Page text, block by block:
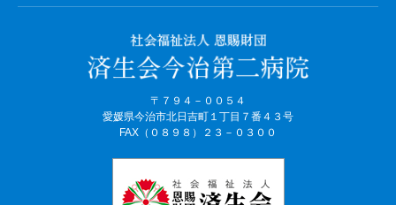
〒７９４－００５４
愛媛県今治市北日吉町１丁目７番４３号
FAX（０８９８）２３－０３００